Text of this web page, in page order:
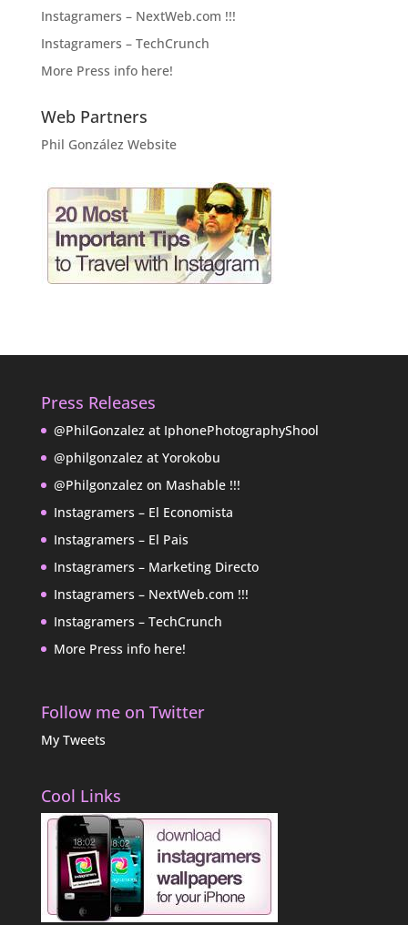
Instagramers – NextWeb.com !!!
Instagramers – TechCrunch
More Press info here!
Web Partners
Phil González Website
Press Releases
@PhilGonzalez at IphonePhotographyShool
@philgonzalez at Yorokobu
@Philgonzalez on Mashable !!!
Instagramers – El Economista
Instagramers – El Pais
Instagramers – Marketing Directo
Instagramers – NextWeb.com !!!
Instagramers – TechCrunch
More Press info here!
Follow me on Twitter
My Tweets
Cool Links